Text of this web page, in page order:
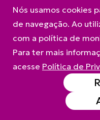
Nós usamos cookies
de navegação. Ao
com a política de
Para ter mais
acesse Política de
Produtos
Política de Privacidade